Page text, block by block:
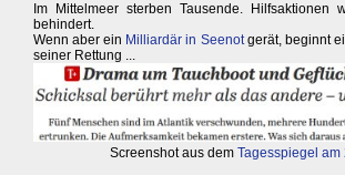
Im Mittelmeer sterben Tausende. Hilfsaktionen
behindert.
Wenn aber ein Milliardär in Seenotgerät, beginnt
seiner Rettung ...
Screenshot aus dem Tagesspiegel am